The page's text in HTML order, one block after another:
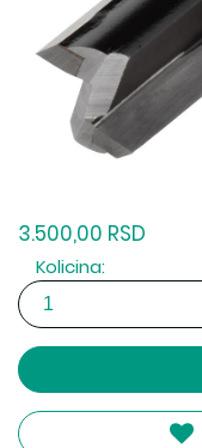
3.500,00 RSD
Kolicina: